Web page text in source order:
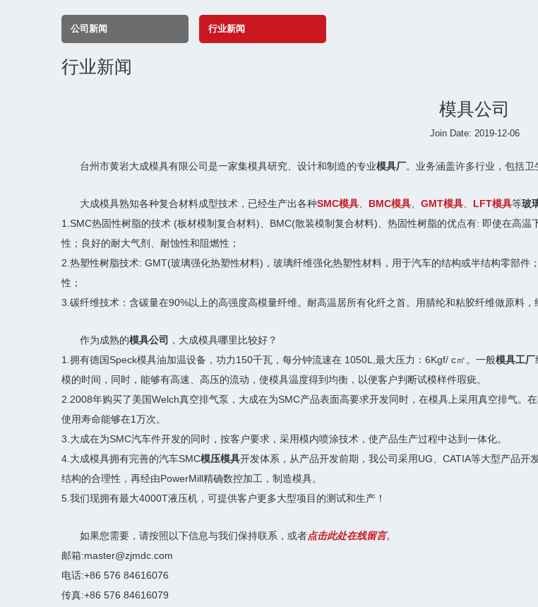
公司新闻 行业新闻
行业新闻
模具公司
Join Date: 2019-12-06
台州市黄岩大成模具有限公司是一家集模具研究、设计和制造的专业模具厂。业务涵盖许多行业，包括卫
大成模具熟知各种复合材料成型技术，已经生产出各种SMC模具 BMC模具 GMT模具 LFT模具等玻
1.SMC热固性树脂的技术 (板材模制复合材料)、BMC(散装模制复合材料)、热固性树脂的优点有: 即使在高
性；良好的耐大气剂、耐蚀性和阻燃性；
2.热塑性树脂技术: GMT(玻璃强化热塑性材料)，玻璃纤维强化热塑性材料，用于汽车的结构或半结构零部
性；
3.碳纤维技术：含碳量在90%以上的高强度高模量纤维。耐高温居所有化纤之首。用腈纶和粘胶纤维做原料
作为成熟的模具公司 ，大成模具哪里比较好？
1.拥有德国Speck模具油加温设备，功力150千瓦，每分钟流速在 1050L,最大压力：6Kgf/ c㎡。一般模具工厂
模的时间，同时，能够有高速、高压的流动，使模具温度得到均衡，以便客户判断试模样件瑕疵。
2.2008年购买了美国Welch真空排气泵，大成在为SMC产品表面高要求开发同时，在模具上采用真空排气。
使用寿命能够在1万次。
3.大成在为SMC汽车件开发的同时，按客户要求，采用模内喷涂技术，使产品生产过程中达到一体化。
4.大成模具拥有完善的汽车SMC模压模具开发体系，从产品开发前期，我公司采用UG、CATIA等大型产品
结构的合理性，再经由PowerMill精确数控加工，制造模具。
5.我们现拥有最大4000T液压机，可提供客户更多大型项目的测试和生产！
如果您需要，请按照以下信息与我们保持联系，或者点击此处在线留言。
邮箱:master@zjmdc.com
电话:+86 576 84616076
传真:+86 576 84616079